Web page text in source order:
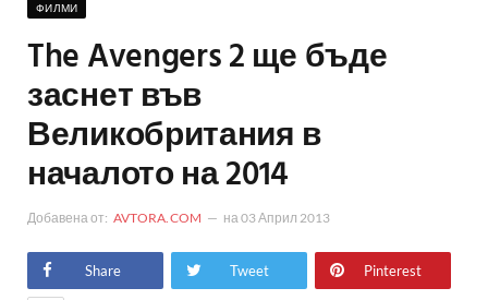
ФИЛМИ
The Avengers 2 ще бъде
заснет във
Великобритания в
началото на 2014
Добавена от: AVTORA.COM на03 Април 2013
Share Tweet Pinterest